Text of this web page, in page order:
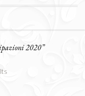
2020”